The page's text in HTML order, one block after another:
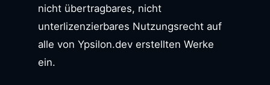
nicht übertragbares, nicht
unterlizenzierbares Nutzungsrecht auf
alle von Ypsilon.dev erstellten Werke
ein.